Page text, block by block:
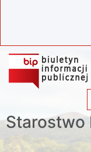
Starostwo